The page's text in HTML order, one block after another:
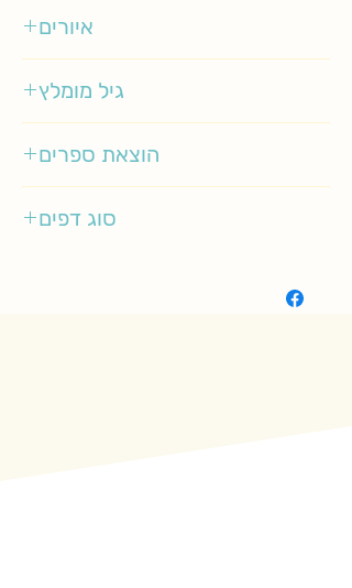
איורים
גיל מומלץ
הוצאת ספרים
סוג דפים